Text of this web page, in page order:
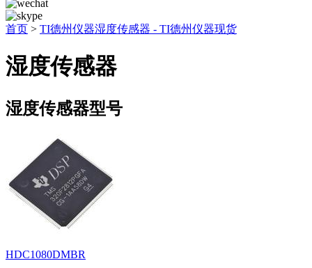
首页 > TI德州仪器湿度传感器 - TI德州仪器现货
湿度传感器
湿度传感器型号
HDC1080DMBR